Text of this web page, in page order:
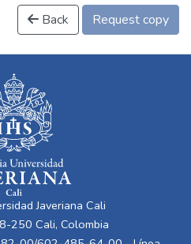
Back Request copy
Javeriana Cali
250 Cali, Colombia